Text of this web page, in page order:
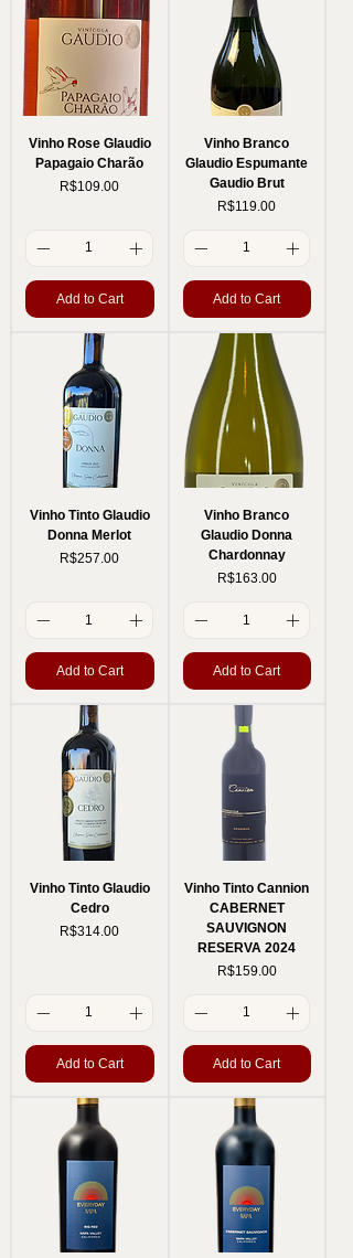
Vinho Rose Glaudio
Papagaio Charão
Price
R$109.00
Add to Cart
Vinho Branco
Glaudio Espumante
Gaudio Brut
Price
R$119.00
Add to Cart
Vinho Tinto Glaudio
Donna Merlot
Price
R$257.00
Add to Cart
Vinho Branco
Glaudio Donna
Chardonnay
Price
R$163.00
Add to Cart
Vinho Tinto Glaudio
Cedro
Price
R$314.00
Add to Cart
Vinho Tinto Cannion
CABERNET
SAUVIGNON
RESERVA 2024
Price
R$159.00
Add to Cart